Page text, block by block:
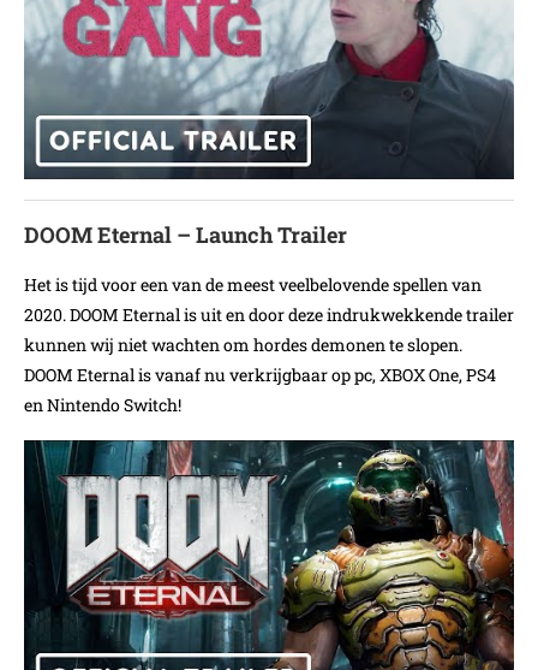
DOOM Eternal – Launch Trailer
Het is tijd voor een van de meest veelbelovende spellen van
2020. DOOM Eternal is uit en door deze indrukwekkende trailer
kunnen wij niet wachten om hordes demonen te slopen.
DOOM Eternal is vanaf nu verkrijgbaar op pc, XBOX One, PS4
en Nintendo Switch!